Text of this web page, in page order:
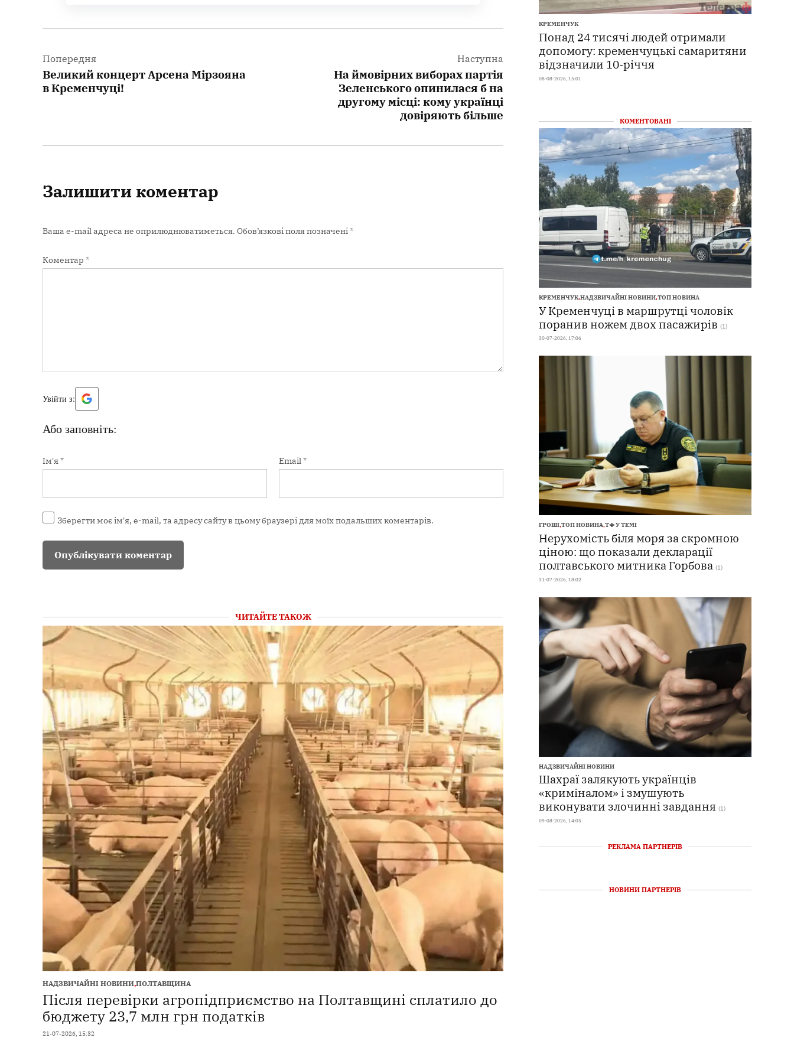
Попередня
Великий концерт Арсена Мірзояна
в Кременчуці!
Наступна
На ймовірних виборах партія
Зеленського опинилася б на
другому місці: кому українці
довіряють більше
Залишити коментар
Ваша e-mail адреса не оприлюднюватиметься. Обов’язкові поля позначені*
Коментар *
Увійти з:
Або заповніть:
Ім'я* Email*
Зберегти моє ім'я, e-mail, та адресу сайту в цьому браузері для моїх подальших коментарів.
ЧИТАЙТЕ ТАКОЖ
НАДЗВИЧАЙНІ НОВИНИ,ПОЛТАВЩИНА
Після перевірки агропідприємство на Полтавщині сплатило до
бюджету 23,7 млн грн податків
21-07-2026, 15:32
КРЕМЕНЧУК
Понад 24 тисячі людей отримали
допомогу: кременчуцькі самаритяни
відзначили 10-річчя
08-08-2026, 15:01
КОМЕНТОВАНІ
КРЕМЕНЧУК,НАДЗВИЧАЙНІ НОВИНИ,ТОП НОВИНА
У Кременчуці в маршрутці чоловік
поранив ножем двох пасажирів (1)
30-07-2026, 17:06
ГРОШІ,ТОП НОВИНА,ТФ У ТЕМІ
Нерухомість біля моря за скромною
ціною: що показали декларації
полтавського митника Горбова (1)
31-07-2026, 18:02
НАДЗВИЧАЙНІ НОВИНИ
Шахраї залякують українців
«криміналом» і змушують
виконувати злочинні завдання (1)
09-08-2026, 14:05
РЕКЛАМА ПАРТНЕРІВ
НОВИНИ ПАРТНЕРІВ